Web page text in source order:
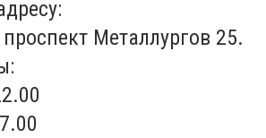
Металлургов 25.